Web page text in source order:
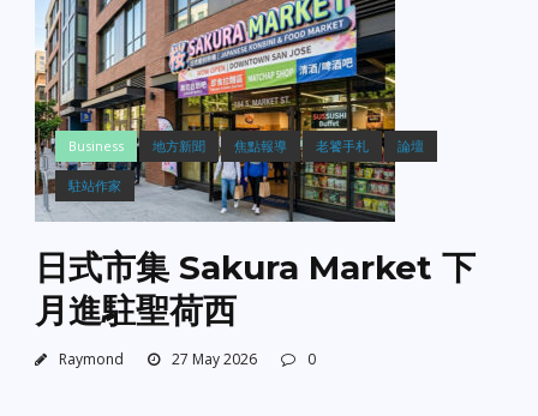
Business 地方新聞 焦點報導 老饕手札 論壇
駐站作家
日式市集 Sakura Market 下
月進駐聖荷西
Raymond 27 May 2026 0